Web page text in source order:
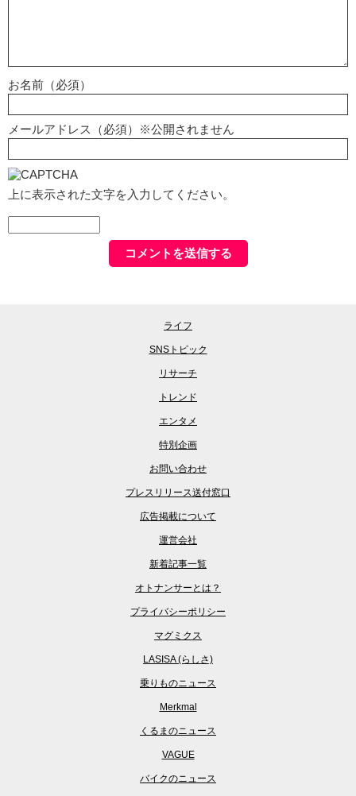
お名前（必須）
メールアドレス（必須）※公開されません
上に表示された文字を入力してください。
ライフ
SNSトピック
リサーチ
トレンド
エンタメ
特別企画
お問い合わせ
プレスリリース送付窓口
広告掲載について
運営会社
新着記事一覧
オトナンサーとは？
プライバシーポリシー
マグミクス
LASISA (らしさ)
乗りものニュース
Merkmal
くるまのニュース
VAGUE
バイクのニュース